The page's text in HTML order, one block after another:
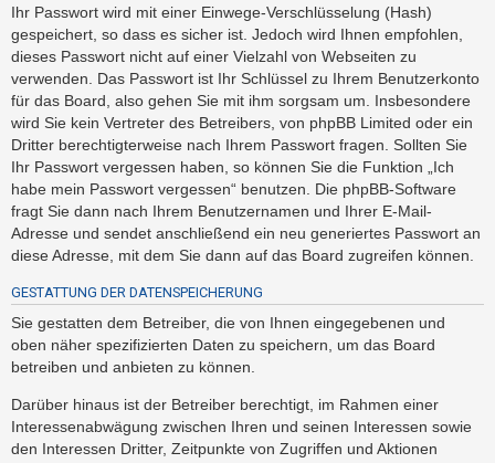
e
t
e
T
h
e
m
e
n
A
k
t
i
v
e
Ihr Passwort wird mit einer Einwege-Verschlüsselung (Hash)
gespeichert, so dass es sicher ist. Jedoch wird Ihnen empfohlen,
dieses Passwort nicht auf einer Vielzahl von Webseiten zu
verwenden. Das Passwort ist Ihr Schlüssel zu Ihrem Benutzerkonto
für das Board, also gehen Sie mit ihm sorgsam um. Insbesondere
wird Sie kein Vertreter des Betreibers, von phpBB Limited oder ein
Dritter berechtigterweise nach Ihrem Passwort fragen. Sollten Sie
Ihr Passwort vergessen haben, so können Sie die Funktion „Ich
habe mein Passwort vergessen“ benutzen. Die phpBB-Software
fragt Sie dann nach Ihrem Benutzernamen und Ihrer E-Mail-
Adresse und sendet anschließend ein neu generiertes Passwort an
diese Adresse, mit dem Sie dann auf das Board zugreifen können.
GESTATTUNG DER DATENSPEICHERUNG
Sie gestatten dem Betreiber, die von Ihnen eingegebenen und
oben näher spezifizierten Daten zu speichern, um das Board
betreiben und anbieten zu können.
Darüber hinaus ist der Betreiber berechtigt, im Rahmen einer
Interessenabwägung zwischen Ihren und seinen Interessen sowie
den Interessen Dritter, Zeitpunkte von Zugriffen und Aktionen